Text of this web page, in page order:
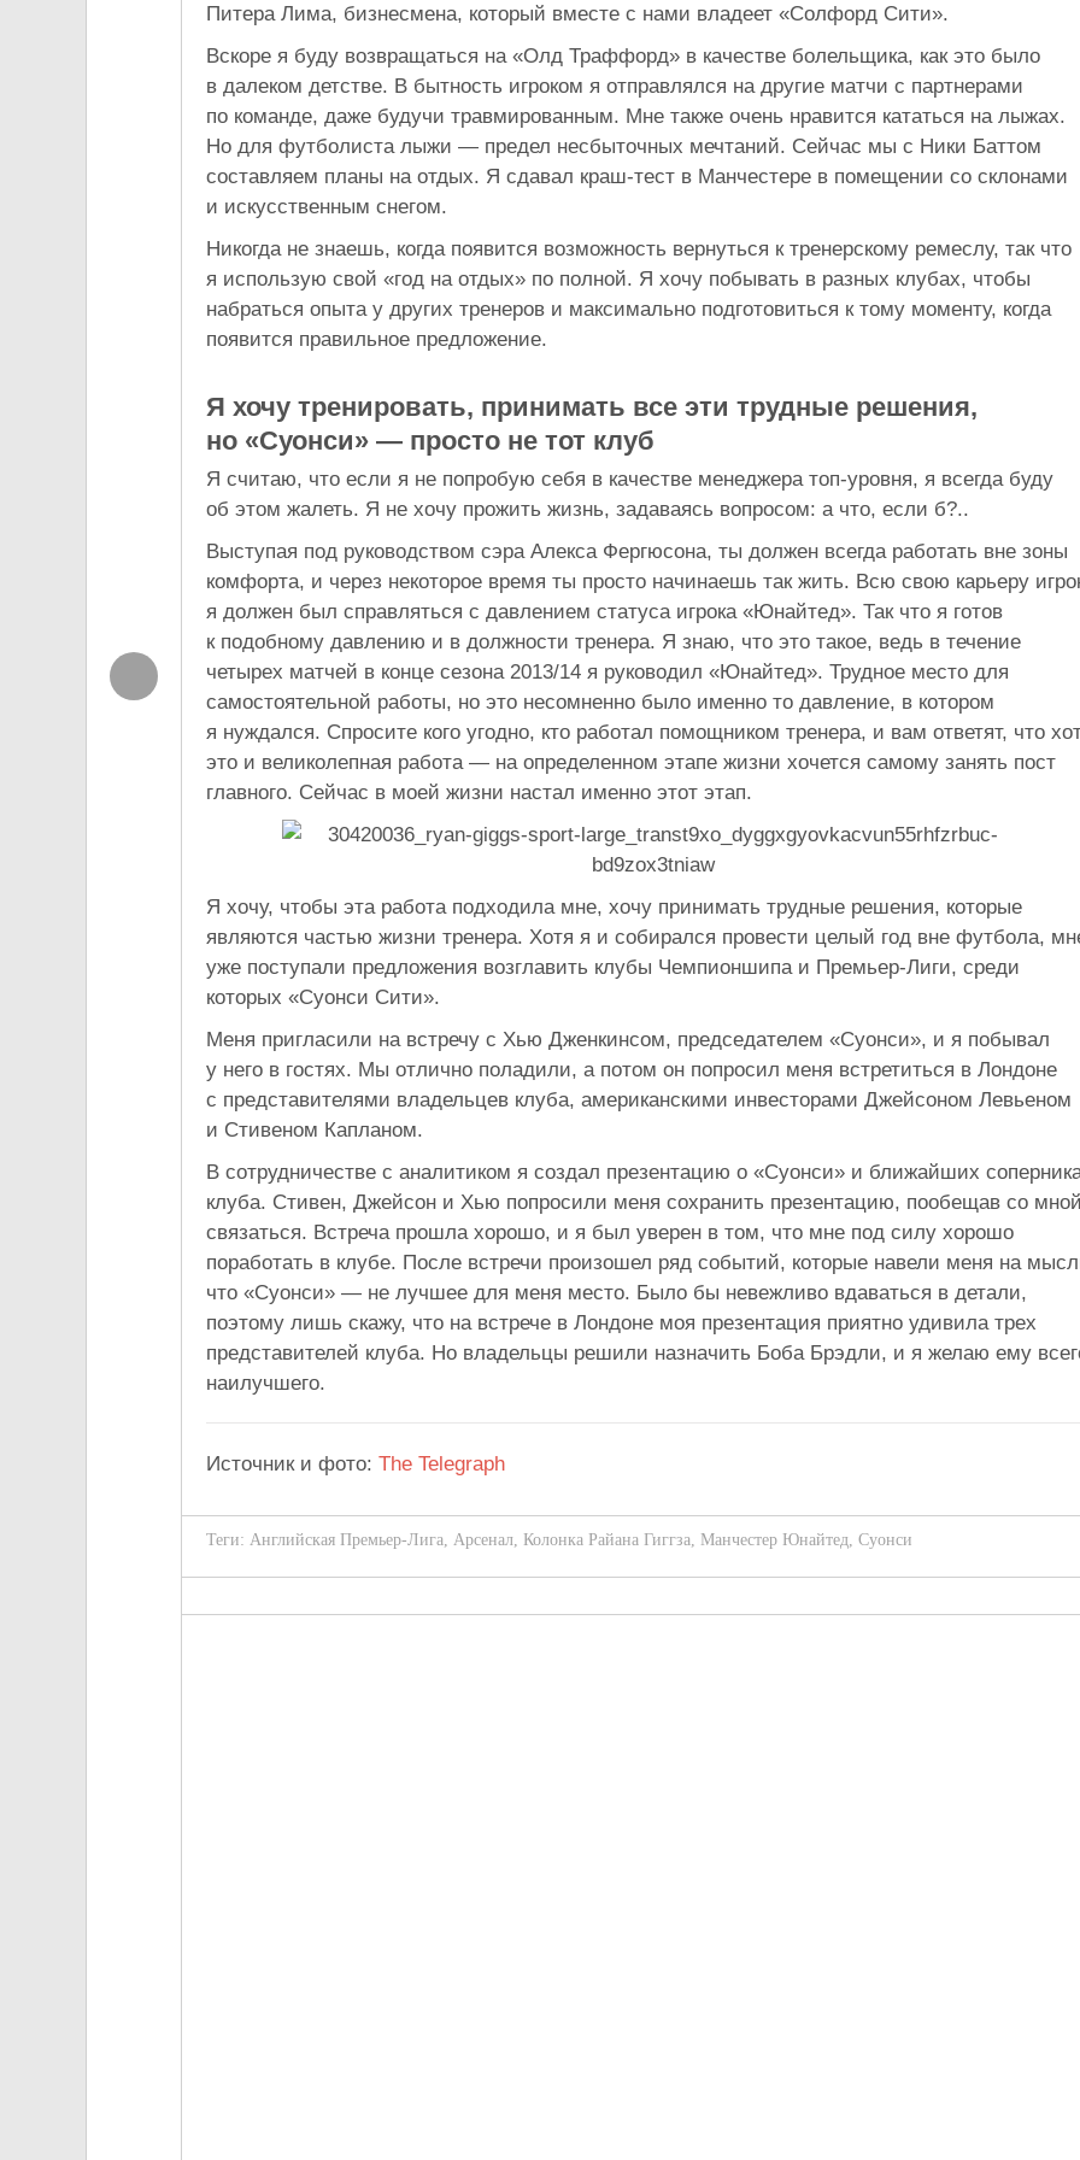
Питера Лима, бизнесмена, который вместе с нами владеет «Солфорд Сити».
Вскоре я буду возвращаться на «Олд Траффорд» в качестве болельщика, как это было
в далеком детстве. В бытность игроком я отправлялся на другие матчи с партнерами
по команде, даже будучи травмированным. Мне также очень нравится кататься на лыжах.
Но для футболиста лыжи — предел несбыточных мечтаний. Сейчас мы с Ники Баттом
составляем планы на отдых. Я сдавал краш-тест в Манчестере в помещении со склонами
и искусственным снегом.
Никогда не знаешь, когда появится возможность вернуться к тренерскому ремеслу, так что
я использую свой «год на отдых» по полной. Я хочу побывать в разных клубах, чтобы
набраться опыта у других тренеров и максимально подготовиться к тому моменту, когда
появится правильное предложение.
Я хочу тренировать, принимать все эти трудные решения,
но «Суонси» — просто не тот клуб
Я считаю, что если я не попробую себя в качестве менеджера топ-уровня, я всегда буду
об этом жалеть. Я не хочу прожить жизнь, задаваясь вопросом: а что, если б?..
Выступая под руководством сэра Алекса Фергюсона, ты должен всегда работать вне зоны
комфорта, и через некоторое время ты просто начинаешь так жить. Всю свою карьеру
я должен был справляться с давлением статуса игрока «Юнайтед». Так что я готов
к подобному давлению и в должности тренера. Я знаю, что это такое, ведь в течение
четырех матчей в конце сезона 2013/14 я руководил «Юнайтед». Трудное место для
самостоятельной работы, но это несомненно было именно то давление, в котором
я нуждался. Спросите кого угодно, кто работал помощником тренера, и вам ответят, что
это и великолепная работа — на определенном этапе жизни хочется самому занять пост
главного. Сейчас в моей жизни настал именно этот этап.
Я хочу, чтобы эта работа подходила мне, хочу принимать трудные решения, которые
являются частью жизни тренера. Хотя я и собирался провести целый год вне футбола,
уже поступали предложения возглавить клубы Чемпионшипа и Премьер-Лиги, среди
которых «Суонси Сити».
Меня пригласили на встречу с Хью Дженкинсом, председателем «Суонси», и я побывал
у него в гостях. Мы отлично поладили, а потом он попросил меня встретиться в Лондоне
с представителями владельцев клуба, американскими инвесторами Джейсоном Левьеном
и Стивеном Капланом.
В сотрудничестве с аналитиком я создал презентацию о «Суонси» и ближайших
клуба. Стивен, Джейсон и Хью попросили меня сохранить презентацию, пообещав со мной
связаться. Встреча прошла хорошо, и я был уверен в том, что мне под силу хорошо
поработать в клубе. После встречи произошел ряд событий, которые навели меня на
что «Суонси» — не лучшее для меня место. Было бы невежливо вдаваться в детали,
поэтому лишь скажу, что на встрече в Лондоне моя презентация приятно удивила трех
представителей клуба. Но владельцы решили назначить Боба Брэдли, и я желаю ему
наилучшего.
Источник и фото: The Telegraph
Теги: Английская Премьер-Лига, Арсенал, Колонка Райана Гиггза, Манчестер Юнайтед, Суонси